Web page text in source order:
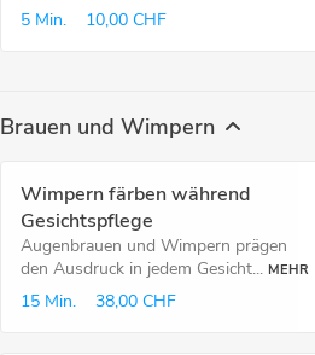
5 Min. 10,00 CHF
Brauen und Wimpern
Wimpern färben während
Gesichtspflege
Augenbrauen und Wimpern prägen
den Ausdruck in jedem Gesicht... MEHR
15 Min. 38,00 CHF